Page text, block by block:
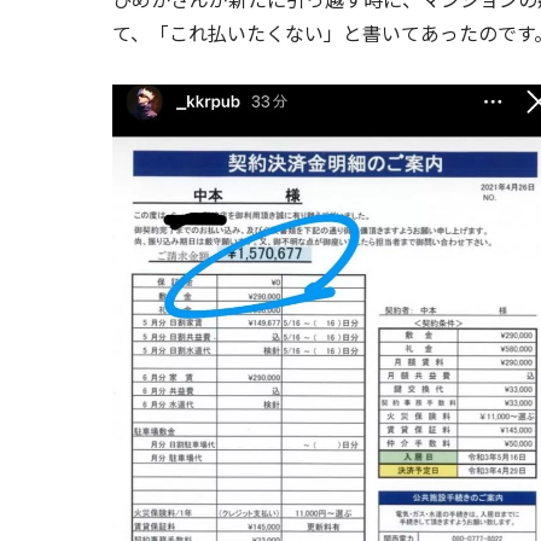
て、「これ払いたくない」と書いてあったのです